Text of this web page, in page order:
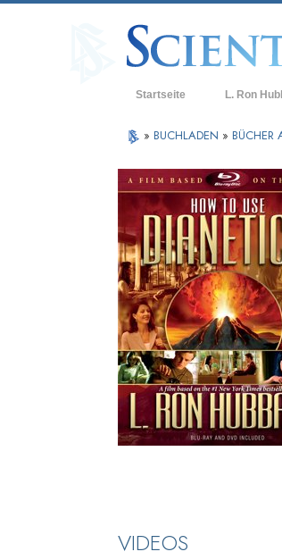
Startseite L. Ron
» BUCHLADEN » BÜCHER
VIDEOS